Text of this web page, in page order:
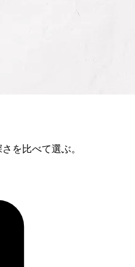
を比べて選ぶ。